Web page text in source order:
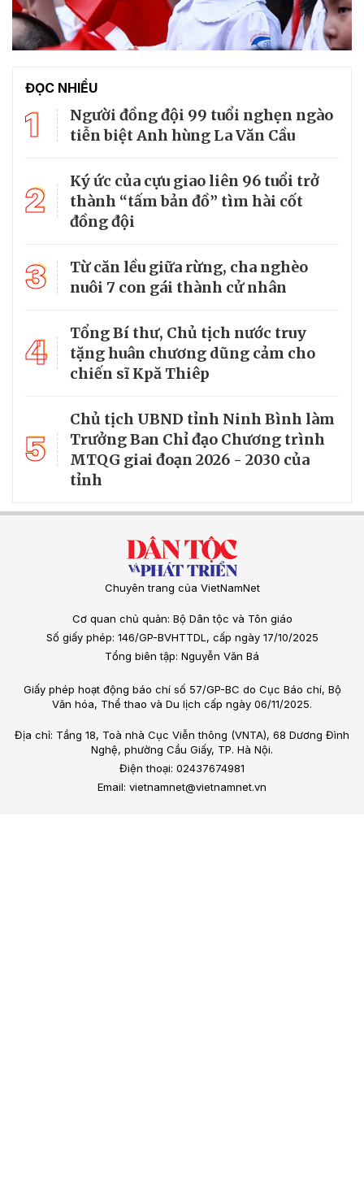
ĐỌC NHIỀU
1
Người đồng đội 99 tuổi nghẹn ngào
tiễn biệt Anh hùng La Văn Cầu
2
Ký ức của cựu giao liên 96 tuổi trở
thành “tấm bản đồ” tìm hài cốt
đồng đội
3
Từ căn lều giữa rừng, cha nghèo
nuôi 7 con gái thành cử nhân
4
Tổng Bí thư, Chủ tịch nước truy
tặng huân chương dũng cảm cho
chiến sĩ Kpă Thiêp
5
Chủ tịch UBND tỉnh Ninh Bình làm
Trưởng Ban Chỉ đạo Chương trình
MTQG giai đoạn 2026 - 2030 của
tỉnh
Chuyên trang của VietNamNet
Cơ quan chủ quản: Bộ Dân tộc và Tôn giáo
Số giấy phép: 146/GP-BVHTTDL, cấp ngày 17/10/2025
Tổng biên tập: Nguyễn Văn Bá
Giấy phép hoạt động báo chí số 57/GP-BC do Cục Báo chí, Bộ
Văn hóa, Thể thao và Du lịch cấp ngày 06/11/2025.
Địa chỉ: Tầng 18, Toà nhà Cục Viễn thông (VNTA), 68 Dương Đình
Nghệ, phường Cầu Giấy, TP. Hà Nội.
Điện thoại: 02437674981
Email: vietnamnet@vietnamnet.vn